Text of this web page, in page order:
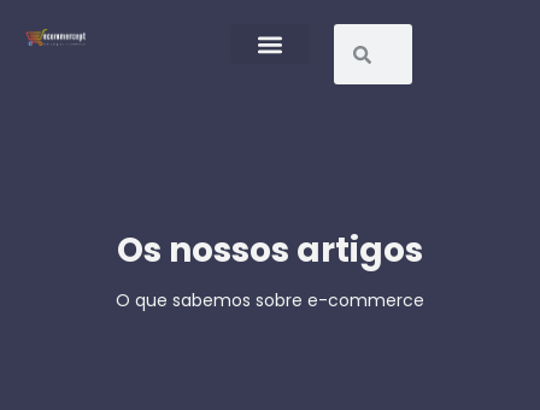
Os nossos artigos
O que sabemos sobre e-commerce